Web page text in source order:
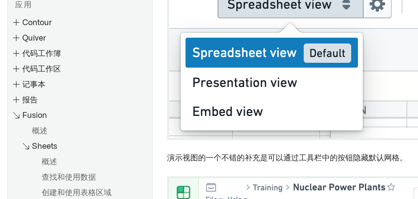
应用
Contour
创建路径
参数化您的分析
切换到聚合数据
分享和协作分析
分享结果
Quiver
概述
数据模型
使用分析工具栏
使用画布模式
使用图形模式
代码工作簿
概述
语言
输入和输出
代码工作区
记事本
嵌入微件
报告
将旧版 Foundry 报告转换为
Contour 或 Notepad
添加或更改报告标题
添加内容
Fusion
概述
Sheets
概述
查找和使用数据
创建和使用表格区域
演示视图的一个不错的补充是可以通过工具栏中的按钮隐藏默认网格。